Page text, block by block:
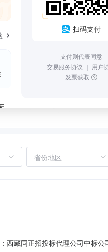
扫码支付
支付则代表同意
交易服务协议 ｜ 用户
发票获取
省份地区
藏同正招投标代理公司中标